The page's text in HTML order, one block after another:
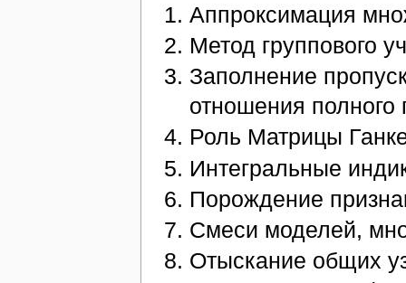
Аппроксимация
Метод группового
Заполнение
отношения полного
Роль Матрицы
Интегральные
Порождение
Смеси моделей,
Отыскание общих